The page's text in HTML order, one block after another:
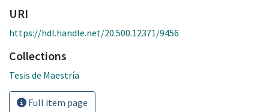
URI
https://hdl.handle.net/20.500.12371/9456
Collections
Tesis de Maestría
Full item page